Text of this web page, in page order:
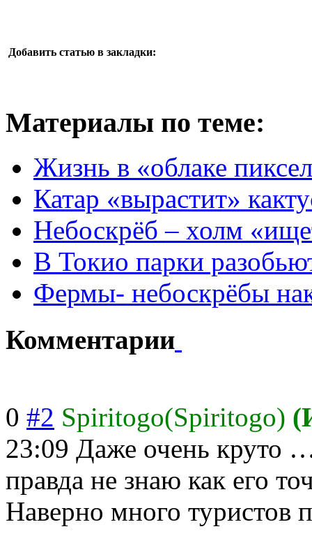
Добавить статью в закладки:
Материалы по теме:
Жизнь в «облаке
Катар «вырастит»
Небоскрёб – холм
В Токио парки
Фермы- небоскрёбы
Комментарии
0 #2 Spiritogo(Spiritogo)
23:09 Даже очень круто
правда не знаю как его
Наверно много туристов